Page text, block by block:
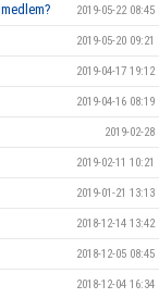
2019-05-22 08:45
2019-05-20 09:21
2019-04-17 19:12
2019-04-16 08:19
2019-02-28
2019-02-11 10:21
2019-01-21 13:13
2018-12-14 13:42
2018-12-05 08:45
2018-12-04 16:34